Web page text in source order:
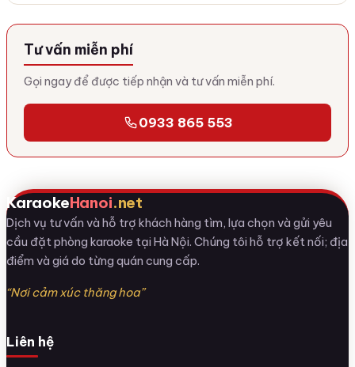
Tư vấn miễn phí
Gọi ngay để được tiếp nhận và tư vấn miễn phí.
0933 865 553
KaraokeHanoi.net
Dịch vụ tư vấn và hỗ trợ khách hàng tìm, lựa chọn và gửi yêu
cầu đặt phòng karaoke tại Hà Nội. Chúng tôi hỗ trợ kết nối; địa
điểm và giá do từng quán cung cấp.
“Nơi cảm xúc thăng hoa”
Liên hệ